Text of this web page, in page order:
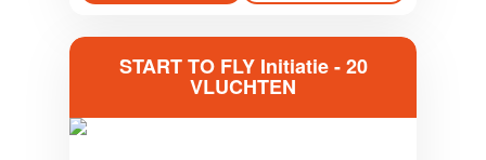
START TO FLY Initiatie - 20
VLUCHTEN